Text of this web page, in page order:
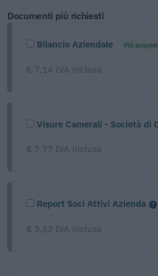
Documenti più richiesti
Bilancio Aziendale Più
€ 7,14 IVA inclusa
Visure Camerali - Società di
€ 7,77 IVA inclusa
Report Soci Attivi Azienda
€ 3,33 IVA inclusa